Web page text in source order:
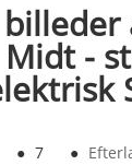
Midt -
● 7 ●